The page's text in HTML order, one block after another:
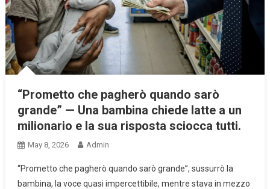
“Prometto che pagherò quando sarò
grande” — Una bambina chiede latte a un
milionario e la sua risposta sciocca tutti.
May 8, 2026 Admin
“Prometto che pagherò quando sarò grande”, sussurrò la
bambina, la voce quasi impercettibile, mentre stava in mezzo